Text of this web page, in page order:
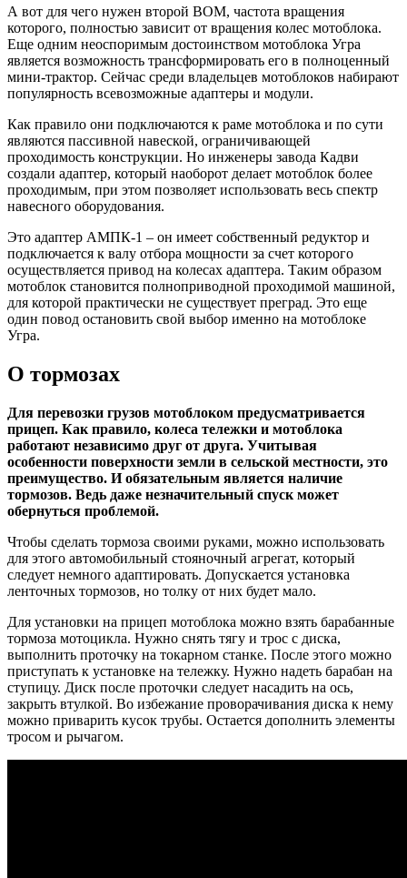
А вот для чего нужен второй ВОМ, частота вращения
которого, полностью зависит от вращения колес мотоблока.
Еще одним неоспоримым достоинством мотоблока Угра
является возможность трансформировать его в полноценный
мини-трактор. Сейчас среди владельцев мотоблоков набирают
популярность всевозможные адаптеры и модули.
Как правило они подключаются к раме мотоблока и по сути
являются пассивной навеской, ограничивающей
проходимость конструкции. Но инженеры завода Кадви
создали адаптер, который наоборот делает мотоблок более
проходимым, при этом позволяет использовать весь спектр
навесного оборудования.
Это адаптер АМПК-1 – он имеет собственный редуктор и
подключается к валу отбора мощности за счет которого
осуществляется привод на колесах адаптера. Таким образом
мотоблок становится полноприводной проходимой машиной,
для которой практически не существует преград. Это еще
один повод остановить свой выбор именно на мотоблоке
Угра.
О тормозах
Для перевозки грузов мотоблоком предусматривается
прицеп. Как правило, колеса тележки и мотоблока
работают независимо друг от друга. Учитывая
особенности поверхности земли в сельской местности, это
преимущество. И обязательным является наличие
тормозов. Ведь даже незначительный спуск может
обернуться проблемой.
Чтобы сделать тормоза своими руками, можно использовать
для этого автомобильный стояночный агрегат, который
следует немного адаптировать. Допускается установка
ленточных тормозов, но толку от них будет мало.
Для установки на прицеп мотоблока можно взять барабанные
тормоза мотоцикла. Нужно снять тягу и трос с диска,
выполнить проточку на токарном станке. После этого можно
приступать к установке на тележку. Нужно надеть барабан на
ступицу. Диск после проточки следует насадить на ось,
закрыть втулкой. Во избежание проворачивания диска к нему
можно приварить кусок трубы. Остается дополнить элементы
тросом и рычагом.